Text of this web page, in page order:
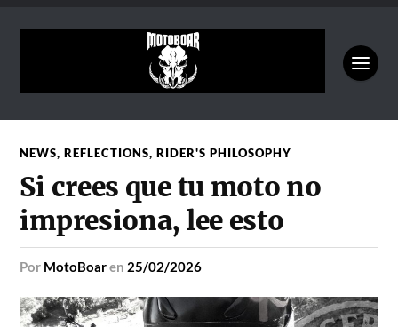
NEWS,REFLECTIONS,RIDER'S PHILOSOPHY
Si crees que tu moto no
impresiona, lee esto
por MotoBoaren 25/02/2026